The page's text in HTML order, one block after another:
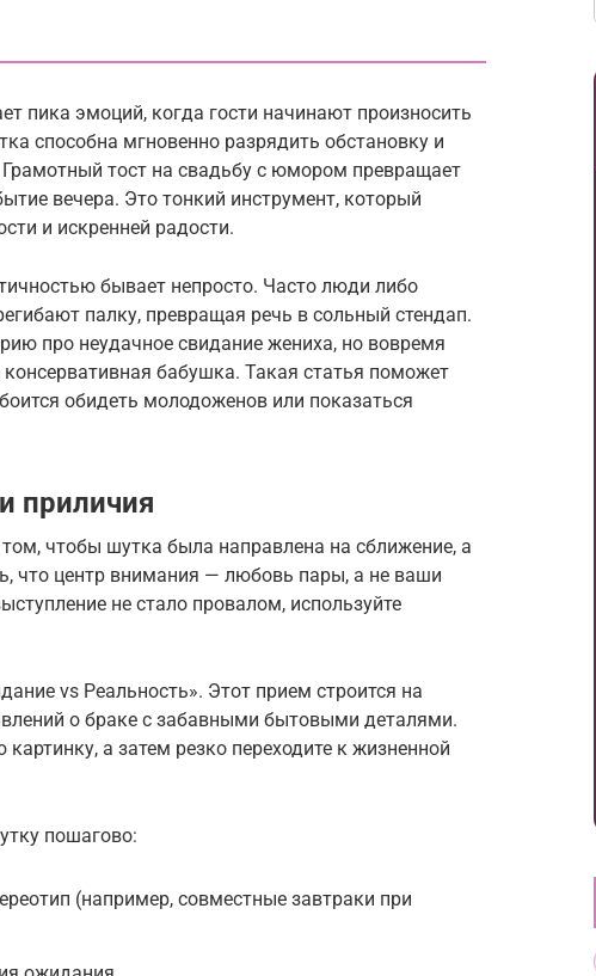
пика эмоций, когда гости начинают произносить
способна мгновенно разрядить обстановку и
тост на свадьбу с юмором превращает
вечера. Это тонкий инструмент, который
и искренней радости.
бывает непросто. Часто люди либо
палку, превращая речь в сольный стендап.
про неудачное свидание жениха, но вовремя
бабушка. Такая статья поможет
обидеть молодоженов или показаться
приличия
чтобы шутка была направлена на сближение, а
что центр внимания — любовь пары, а не ваши
не стало провалом, используйте
vs Реальность». Этот прием строится на
о браке с забавными бытовыми деталями.
а затем резко переходите к жизненной
пошагово:
(например, совместные завтраки при